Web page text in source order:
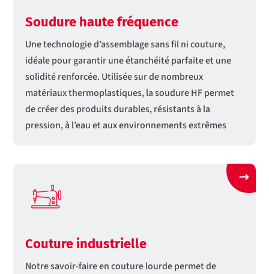
Soudure haute fréquence
Une technologie d’assemblage sans fil ni couture,
idéale pour garantir une étanchéité parfaite et une
solidité renforcée. Utilisée sur de nombreux
matériaux thermoplastiques, la soudure HF permet
de créer des produits durables, résistants à la
pression, à l’eau et aux environnements extrêmes
Couture industrielle
Notre savoir-faire en couture lourde permet de